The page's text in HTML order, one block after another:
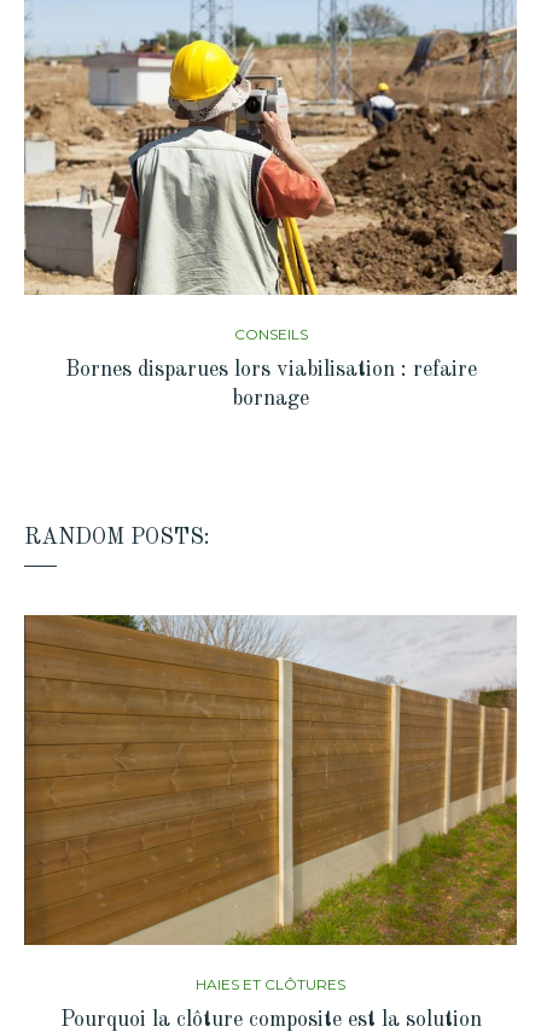
CONSEILS
Bornes disparues lors viabilisation : refaire
bornage
RANDOM POSTS:
HAIES ET CLÔTURES
Pourquoi la clôture composite est la solution